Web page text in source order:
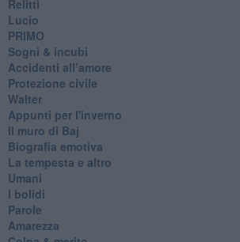
Relitti
Lucio
PRIMO
Sogni & incubi
Accidenti all’amore
Protezione civile
Walter
Appunti per l'inverno
Il muro di Baj
Biografia emotiva
La tempesta e altro
Umani
I bolidi
Parole
Amarezza